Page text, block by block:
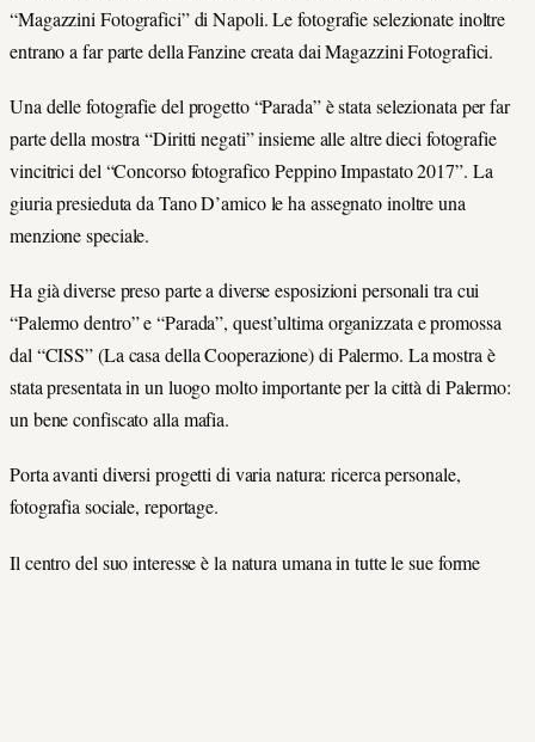
“Magazzini Fotografici” di Napoli. Le fotografie selezionate inoltre
entrano a far parte della Fanzine creata dai Magazzini Fotografici.
Una delle fotografie del progetto “Parada” è stata selezionata per far
parte della mostra “Diritti negati” insieme alle altre dieci fotografie
vincitrici del “Concorso fotografico Peppino Impastato 2017”. La
giuria presieduta da Tano D’amico le ha assegnato inoltre una
menzione speciale.
Ha già diverse preso parte a diverse esposizioni personali tra cui
“Palermo dentro” e “Parada”, quest’ultima organizzata e promossa
dal “CISS” (La casa della Cooperazione) di Palermo. La mostra è
stata presentata in un luogo molto importante per la città di Palermo:
un bene confiscato alla mafia.
Porta avanti diversi progetti di varia natura: ricerca personale,
fotografia sociale, reportage.
Il centro del suo interesse è la natura umana in tutte le sue forme